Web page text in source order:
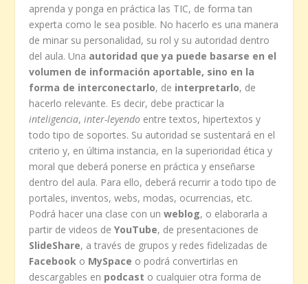
aprenda y ponga en práctica las TIC, de forma tan
experta como le sea posible. No hacerlo es una manera
de minar su personalidad, su rol y su autoridad dentro
del aula. Una autoridad que ya puede basarse en el
volumen de información aportable, sino en la
forma de interconectarlo, de interpretarlo, de
hacerlo relevante. Es decir, debe practicar la
inteligencia,inter-leyendo entre textos, hipertextos y
todo tipo de soportes. Su autoridad se sustentará en el
criterio y, en última instancia, en la superioridad ética y
moral que deberá ponerse en práctica y enseñarse
dentro del aula. Para ello, deberá recurrir a todo tipo de
portales, inventos, webs, modas, ocurrencias, etc.
Podrá hacer una clase con unweblog, o elaborarla a
partir de videos deYouTube, de presentaciones de
SlideShare, a través de grupos y redes fidelizadas de
Facebook o MySpace o podrá convertirlas en
descargables en podcast o cualquier otra forma de